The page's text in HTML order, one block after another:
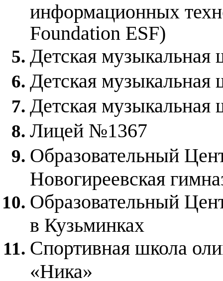
информационных
Foundation ESF)
Детская
Детская музыкальная
Детская
Лицей №1367
Образовательный
Новогиреевская
Образовательный
в Кузьминках
Спортивная школа
«Ника»